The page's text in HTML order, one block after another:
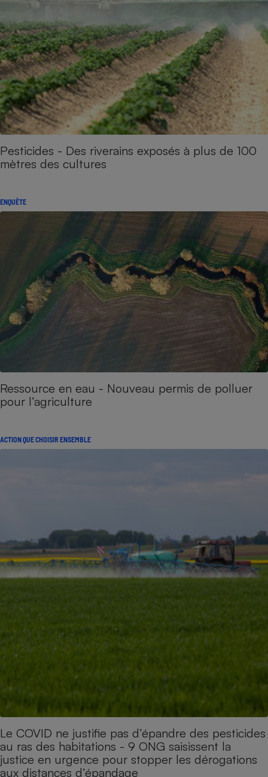
Pesticides - Des riverains exposés à plus de 100
mètres des cultures
ENQUÊTE
Ressource en eau - Nouveau permis de polluer
pour l’agriculture
ACTION QUE CHOISIR ENSEMBLE
Le COVID ne justifie pas d’épandre des pesticides
au ras des habitations - 9 ONG saisissent la
justice en urgence pour stopper les dérogations
aux distances d’épandage